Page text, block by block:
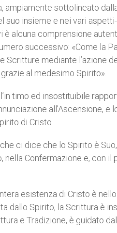
ampiamente sottolineato
suo insieme e nei vari
è alcuna comprensione
successivo: «Come la
mediante l’azione
al medesimo Spirito».
timo ed insostituibile
all’Ascensione,
di Cristo.
ci dice che lo Spirito è
nella Confermazione e, con
esistenza di Cristo è
dallo Spirito, la Scrittura è
e Tradizione, è guidato